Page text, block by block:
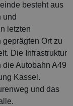
besteht aus
und
letzten
Ort zu
Die Infrastruktur
die Autobahn A49
Kassel.
und das